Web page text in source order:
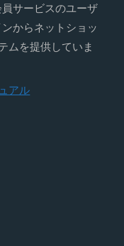
サービスのユーザ
からネットショッ
ムを提供していま
アル